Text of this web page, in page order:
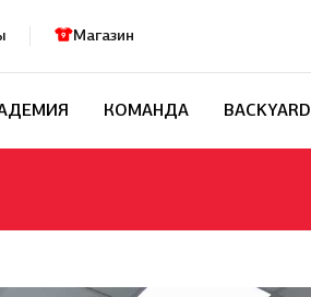
Магазин
КОМАНДА BACKYARD